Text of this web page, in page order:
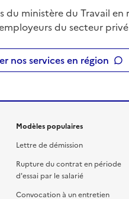
du ministère du Travail
du secteur
nos services en région
Modèles populaires
Lettre de démission
Rupture du contrat en période
d'essai par le salarié
Convocation à un entretien